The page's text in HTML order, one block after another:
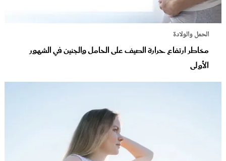
الحمل والولادة
مخاطر ارتفاع حرارة الصيف على الحامل والجنين في الشهور
الأولى